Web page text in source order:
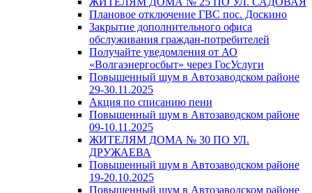
Плановое отключение ГВС пос. Доскино
Закрытие дополнительного офиса
обслуживания граждан-потребителей
Получайте уведомления от АО
«Волгаэнергосбыт» через ГосУслуги
Повышенный шум в Автозаводском районе
29-30.11.2025
Акция по списанию пени
Повышенный шум в Автозаводском районе
09-10.11.2025
ЖИТЕЛЯМ ДОМА № 30 ПО УЛ.
ДРУЖАЕВА
Повышенный шум в Автозаводском районе
19-20.10.2025
Повышенный шум в Автозаводском районе